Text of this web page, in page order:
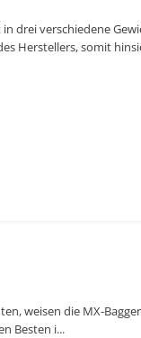
drei verschiedene
Herstellers, somit
weisen die MX-
Besten i...